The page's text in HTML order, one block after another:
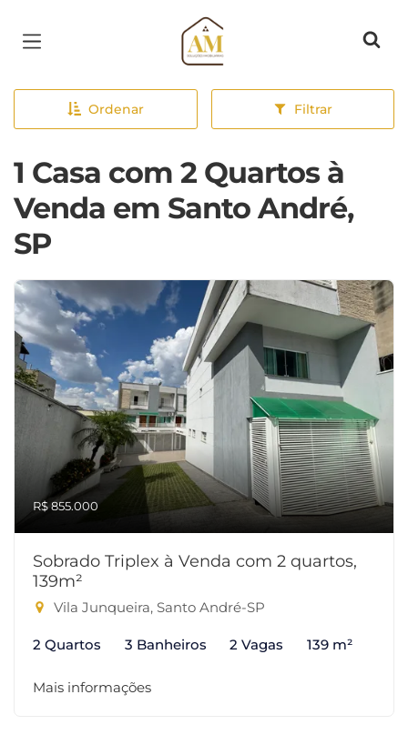
Página inicial
Ordenar Filtrar
1 Casa com 2 Quartos à
Venda em Santo André,
SP
R$ 855.000
Sobrado Triplex à Venda com 2 quartos,
139m²
Vila Junqueira, Santo André-SP
2 Quartos 3 Banheiros 2 Vagas 139 m²
Mais informações